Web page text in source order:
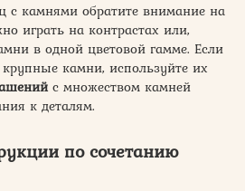
с камнями обратите внимание на
играть на контрастах или,
в одной цветовой гамме. Если
камни, используйте их
с множеством камней
к деталям.
по сочетанию